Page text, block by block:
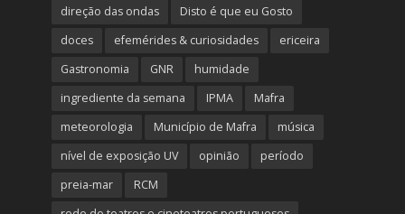
direção das ondas
Disto é que eu Gosto
doces
efemérides & curiosidades
ericeira
Gastronomia
GNR
humidade
ingrediente da semana
IPMA
Mafra
meteorologia
Município de Mafra
música
nível de exposição UV
opinião
período
preia-mar
RCM